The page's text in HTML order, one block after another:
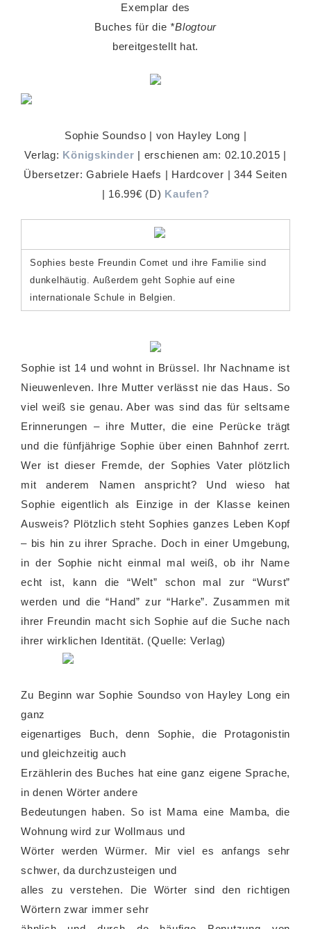
Exemplar des
Buches für die *Blogtour
bereitgestellt hat.
Sophie Soundso | von Hayley Long |
Verlag: Königskinder | erschienen am: 02.10.2015 |
Übersetzer: Gabriele Haefs | Hardcover | 344 Seiten
| 16.99€ (D) Kaufen?
Sophies beste Freundin Comet und ihre Familie sind
dunkelhäutig. Außerdem geht Sophie auf eine
internationale Schule in Belgien.
Sophie ist 14 und wohnt in Brüssel. Ihr Nachname ist
Nieuwenleven. Ihre Mutter verlässt nie das Haus. So
viel weiß sie genau. Aber was sind das für seltsame
Erinnerungen – ihre Mutter, die eine Perücke trägt
und die fünfjährige Sophie über einen Bahnhof zerrt.
Wer ist dieser Fremde, der Sophies Vater plötzlich
mit anderem Namen anspricht? Und wieso hat
Sophie eigentlich als Einzige in der Klasse keinen
Ausweis? Plötzlich steht Sophies ganzes Leben Kopf
– bis hin zu ihrer Sprache. Doch in einer Umgebung,
in der Sophie nicht einmal mal weiß, ob ihr Name
echt ist, kann die “Welt” schon mal zur “Wurst”
werden und die “Hand” zur “Harke”. Zusammen mit
ihrer Freundin macht sich Sophie auf die Suche nach
ihrer wirklichen Identität. (Quelle: Verlag)
Zu Beginn war Sophie Soundso von Hayley Long ein
ganz
eigenartiges Buch, denn Sophie, die Protagonistin
und gleichzeitig auch
Erzählerin des Buches hat eine ganz eigene Sprache,
in denen Wörter andere
Bedeutungen haben. So ist Mama eine Mamba, die
Wohnung wird zur Wollmaus und
Wörter werden Würmer. Mir viel es anfangs sehr
schwer, da durchzusteigen und
alles zu verstehen. Die Wörter sind den richtigen
Wörtern zwar immer sehr